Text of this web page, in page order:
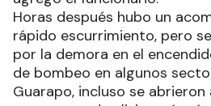
Horas después hubo un
rápido escurrimiento, pero
por la demora en el
de bombeo en algunos
Guarapo, incluso se